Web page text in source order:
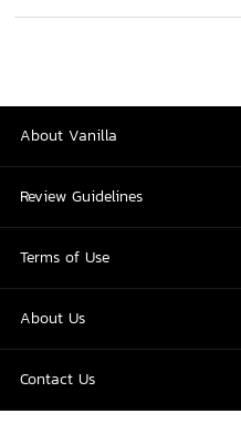
About Vanilla
Review Guidelines
Terms of Use
About Us
Contact Us